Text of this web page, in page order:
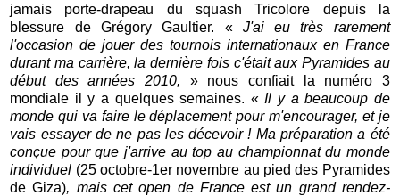
jamais porte-drapeau du squash Tricolore depuis la
blessure de Grégory Gaultier. «J'ai eu très rarement
l'occasion de jouer des tournois internationaux en France
durant ma carrière, la dernière fois c'était aux Pyramides au
début des années 2010, » nous confiait la numéro 3
mondiale il y a quelques semaines. «Il y a beaucoup de
monde qui va faire le déplacement pour m'encourager, et je
vais essayer de ne pas les décevoir ! Ma préparation a été
conçue pour que j'arrive au top au championnat du monde
individuel (25 octobre-1er novembre au pied des Pyramides
de Giza), mais cet open de France est un grand rendez-